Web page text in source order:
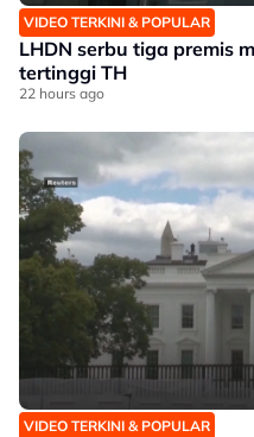
VIDEO TERKINI & POPULAR
LHDN serbu tiga premis
tertinggi TH
22 hours ago
VIDEO TERKINI & POPULAR